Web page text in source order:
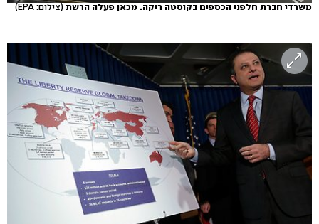
משרדי חברת חלפני הכספים בקוסטה ריקה. מכאן פעלה הרשת(צילום: EPA)